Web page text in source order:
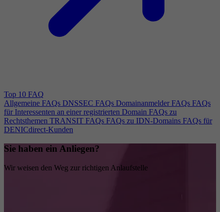
Top 10 FAQ
Allgemeine FAQs DNSSEC FAQs Domainanmelder FAQs FAQs
für Interessenten an einer registrierten Domain FAQs zu
Rechtsthemen TRANSIT FAQs FAQs zu IDN-Domains FAQs für
DENICdirect-Kunden
Sie haben ein Anliegen?
Wir weisen den Weg zur richtigen Anlaufstelle